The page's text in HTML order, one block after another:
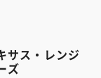
サス・レンジ
ズ